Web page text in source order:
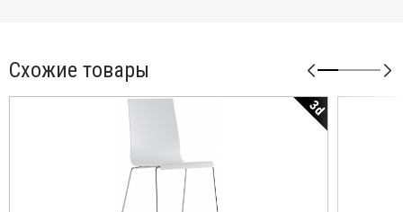
Схожие товары
3d